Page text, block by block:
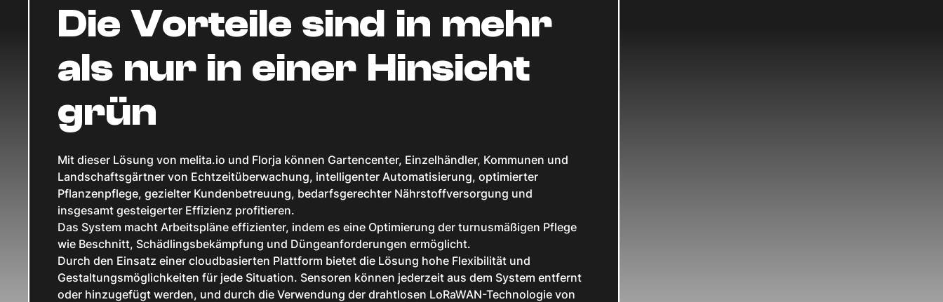
Die Vorteile sind in mehr
als nur in einer Hinsicht
grün
Mit dieser Lösung von melita.io und Florja können Gartencenter, Einzelhändler, Kommunen und
Landschaftsgärtner von Echtzeitüberwachung, intelligenter Automatisierung, optimierter
Pflanzenpflege, gezielter Kundenbetreuung, bedarfsgerechter Nährstoffversorgung und
insgesamt gesteigerter Effizienz profitieren.
Das System macht Arbeitspläne effizienter, indem es eine Optimierung der turnusmäßigen Pflege
wie Beschnitt, Schädlingsbekämpfung und Düngeanforderungen ermöglicht.
Durch den Einsatz einer cloudbasierten Plattform bietet die Lösung hohe Flexibilität und
Gestaltungsmöglichkeiten für jede Situation. Sensoren können jederzeit aus dem System entfernt
oder hinzugefügt werden, und durch die Verwendung der drahtlosen LoRaWAN-Technologie von